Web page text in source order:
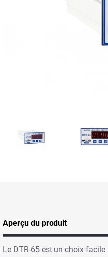
Aperçu du produit
Le DTR-65 est un choix